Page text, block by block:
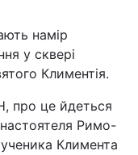
намір
у сквері
Климентія.
про це йдеться
Римо-
Климента